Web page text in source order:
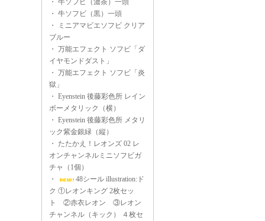
・ 牛ソフビ（濃茶）一頭
・ 牛ソフビ（黒）一頭
・
ミニアマビエソフビ クリア
ブルー
・ 万能エフェクト ソフビ「ダ
イヤモンドダスト」
・ 万能エフェクト ソフビ「炎
獄」
・ Eyenstein 後藤彩色所 レイン
ボーメタリック（横）
・ Eyenstein 後藤彩色所 メタリ
ック紫金銀緑（縦）
・ たたかえ！レオンズ 02 レ
オンチャンネルミニソフビガ
チャ（1個）
・
48シール illustration:ド
ク ①レオンキング 2枚セッ
ト ②赤衣レオン ③レオン
チャンネル（キック） ４枚セ